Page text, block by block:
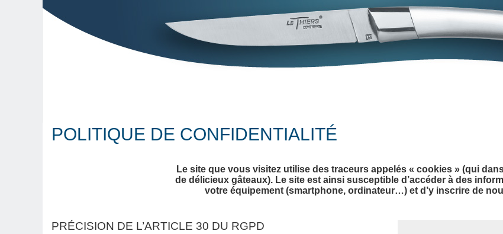
POLITIQUE DE CONFIDENTIALITÉ
Le site que vous visitez utilise des traceurs appelés « cookies » (qui
de délicieux gâteaux). Le site est ainsi susceptible d’accéder à des
votre équipement (smartphone, ordinateur…) et d’y inscrire de
PRÉCISION DE L’ARTICLE 30 DU RGPD